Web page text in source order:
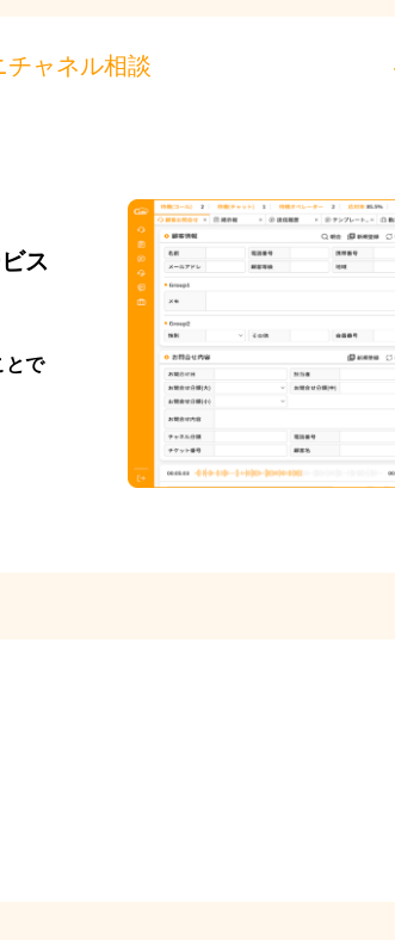
チャネル相談
ス
とで